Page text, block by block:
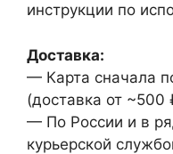
инструкции по
Доставка:
— Карта сначала
(доставка от
— По России и в
курьерской